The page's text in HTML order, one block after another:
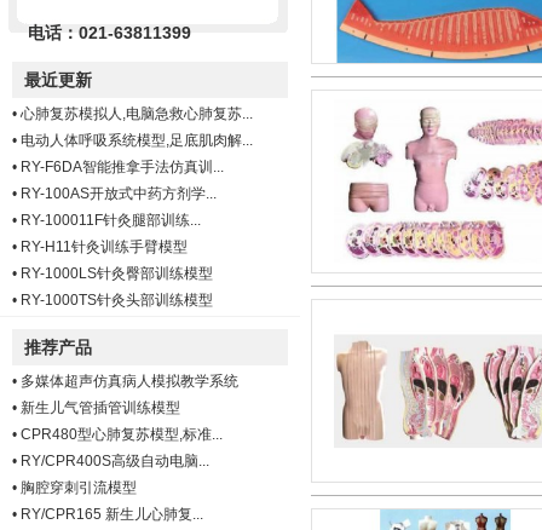
电话：021-63811399
最近更新
• 心肺复苏模拟人,电脑急救心肺复苏...
• 电动人体呼吸系统模型,足底肌肉解...
• RY-F6DA智能推拿手法仿真训...
• RY-100AS开放式中药方剂学...
• RY-100011F针灸腿部训练...
• RY-H11针灸训练手臂模型
• RY-1000LS针灸臀部训练模型
• RY-1000TS针灸头部训练模型
推荐产品
• 多媒体超声仿真病人模拟教学系统
• 新生儿气管插管训练模型
• CPR480型心肺复苏模型,标准...
• RY/CPR400S高级自动电脑...
• 胸腔穿刺引流模型
• RY/CPR165 新生儿心肺复...